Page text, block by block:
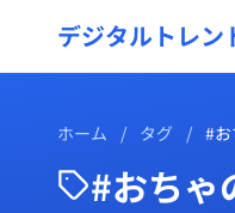
デジタルトレン
ホーム / タグ / #お
#おちゃ